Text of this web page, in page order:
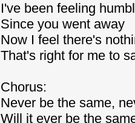
I've been feeling
Since you went away
Now I feel there's
That's right for me to
Chorus:
Never be the same,
Will it ever be the